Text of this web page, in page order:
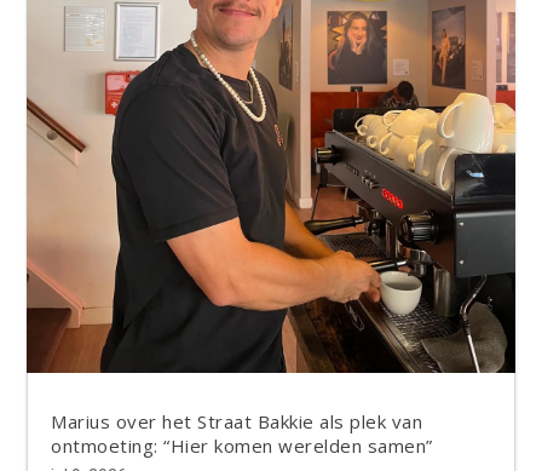
Marius over het Straat Bakkie als plek van
ontmoeting: “Hier komen werelden samen”